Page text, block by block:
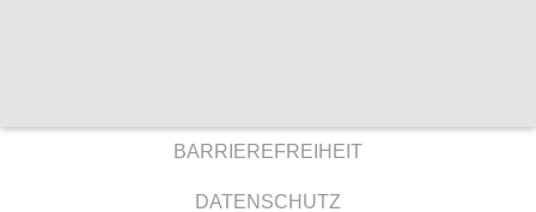
BARRIEREFREIHEIT
DATENSCHUTZ